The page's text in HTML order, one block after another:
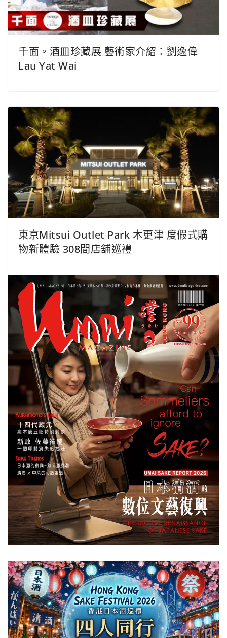
千面。酒皿珍藏展 藝術家介紹：劉逸偉
Lau Yat Wai
東京Mitsui Outlet Park 木更津 度假式購
物新體驗 308間店舖巡禮